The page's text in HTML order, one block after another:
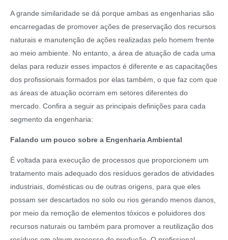
A grande similaridade se dá porque ambas as engenharias são
encarregadas de promover ações de preservação dos recursos
naturais e manutenção de ações realizadas pelo homem frente
ao meio ambiente. No entanto, a área de atuação de cada uma
delas para reduzir esses impactos é diferente e as capacitações
dos profissionais formados por elas também, o que faz com que
as áreas de atuação ocorram em setores diferentes do
mercado. Confira a seguir as principais definições para cada
segmento da engenharia:
Falando um pouco sobre a Engenharia Ambiental
É voltada para execução de processos que proporcionem um
tratamento mais adequado dos resíduos gerados de atividades
industriais, domésticas ou de outras origens, para que eles
possam ser descartados no solo ou rios gerando menos danos,
por meio da remoção de elementos tóxicos e poluidores dos
recursos naturais ou também para promover a reutilização dos